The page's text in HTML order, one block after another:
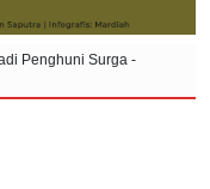
Penghuni Surga -